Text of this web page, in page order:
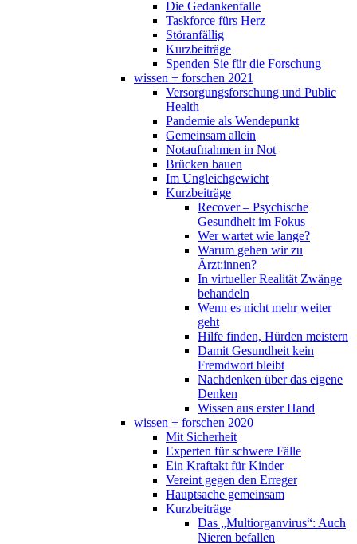
Die Gedankenfalle
Taskforce fürs Herz
Störanfällig
Kurzbeiträge
Spenden Sie für die Forschung
wissen + forschen 2021
Versorgungsforschung und Public
Health
Pandemie als Wendepunkt
Gemeinsam allein
Notaufnahmen in Not
Brücken bauen
Im Ungleichgewicht
Kurzbeiträge
Recover – Psychische
Gesundheit im Fokus
Wer wartet wie lange?
Warum gehen wir zu
Ärzt:innen?
In virtueller Realität Zwänge
behandeln
Wenn es nicht mehr weiter
geht
Hilfe finden, Hürden meistern
Damit Gesundheit kein
Fremdwort bleibt
Nachdenken über das eigene
Denken
Wissen aus erster Hand
wissen + forschen 2020
Mit Sicherheit
Experten für schwere Fälle
Ein Kraftakt für Kinder
Vereint gegen den Erreger
Hauptsache gemeinsam
Kurzbeiträge
Das „Multiorganvirus“: Auch
Nieren befallen